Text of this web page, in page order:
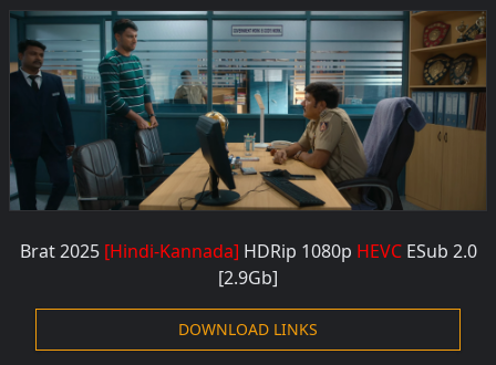
Brat 2025 [Hindi-Kannada] HDRip 1080p HEVCESub 2.0
[2.9Gb]
DOWNLOAD LINKS